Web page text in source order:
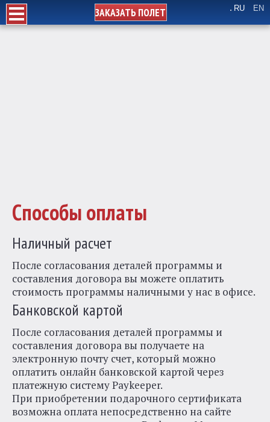
ЗАКАЗАТЬ ПОЛЕТ RU EN
Способы оплаты
Наличный расчет
После согласования деталей программы и
составления договора вы можете оплатить
стоимость программы наличными у нас в офисе.
Банковской картой
После согласования деталей программы и
составления договора вы получаете на
электронную почту счет, который можно
оплатить онлайн банковской картой через
платежную систему Paykeeper.
При приобретении подарочного сертификата
возможна оплата непосредственно на сайте